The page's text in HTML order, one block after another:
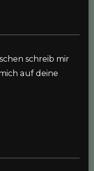
schreib mir
auf deine